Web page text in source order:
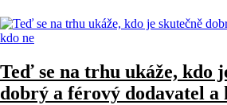
Teď se na trhu ukáže, kdo
dobrý a férový dodavatel a